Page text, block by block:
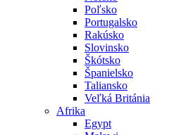
Poľsko
Portugalsko
Rakúsko
Slovinsko
Škótsko
Španielsko
Taliansko
Veľká Británia
Afrika
Egypt